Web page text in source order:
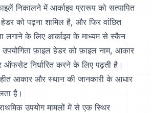
निकालने में आर्काइव प्रारूप को सत्यापित
को पढ़ना शामिल है, और फिर वांछित
लगाने के लिए आर्काइव के माध्यम से स्कैन
फ़ाइल हेडर को फ़ाइल नाम, आकार
निर्धारित करने के लिए पढ़ती है।
आकार और स्थान की जानकारी के आधार
है।
उपयोग मामलों में से एक स्थिर